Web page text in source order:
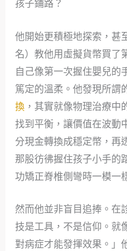
孩子鋪路？
他開始更積極地探索，甚
名）教他用虛擬貨幣買了
自己像第一次握住嬰兒
篤定的溫柔。他發現所謂
換，其實就像物理治療中
找到平衡，讓價值在波動
分現金轉換成穩定幣，再
那股彷彿握住孩子小手的
功矯正脊椎側彎時一模一
然而他並非盲目追捧。在
技是工具，不是信仰。就
對病症才能發揮效果。」